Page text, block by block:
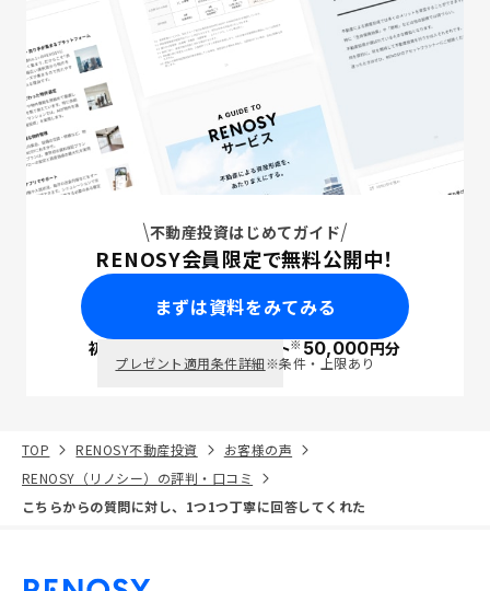
不動産投資はじめてガイド
RENOSY会員限定で無料公開中！
まずは資料をみてみる
初回面談で ポイント※50,000円分
プレゼント適用条件詳細※条件・上限あり
TOP RENOSY不動産投資
お客様の声
RENOSY（リノシー）の評判・口コミ
こちらからの質問に対し、1つ1つ丁寧に回答してくれた